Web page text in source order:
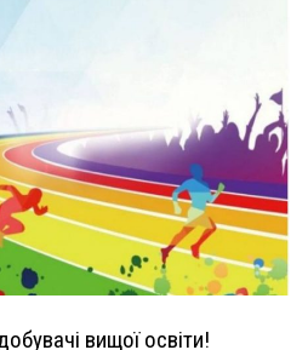
вищої освіти!